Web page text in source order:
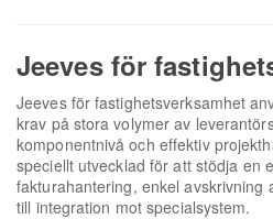
Jeeves för
Jeeves för fastighetsverksamhet
krav på stora volymer av
komponentnivå och effektiv
speciellt utvecklad för att stödja en
fakturahantering, enkel avskrivning
till integration mot specialsystem.